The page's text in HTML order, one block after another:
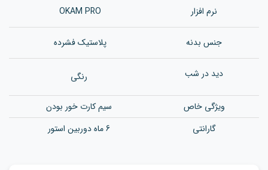
نرم افزار OKAM PRO
جنس بدنه پلاستیک فشرده
دید در شب رنگی
ویژگی خاص
سیم کارت خور بودن
گارانتی
6 ماه دوربین استور